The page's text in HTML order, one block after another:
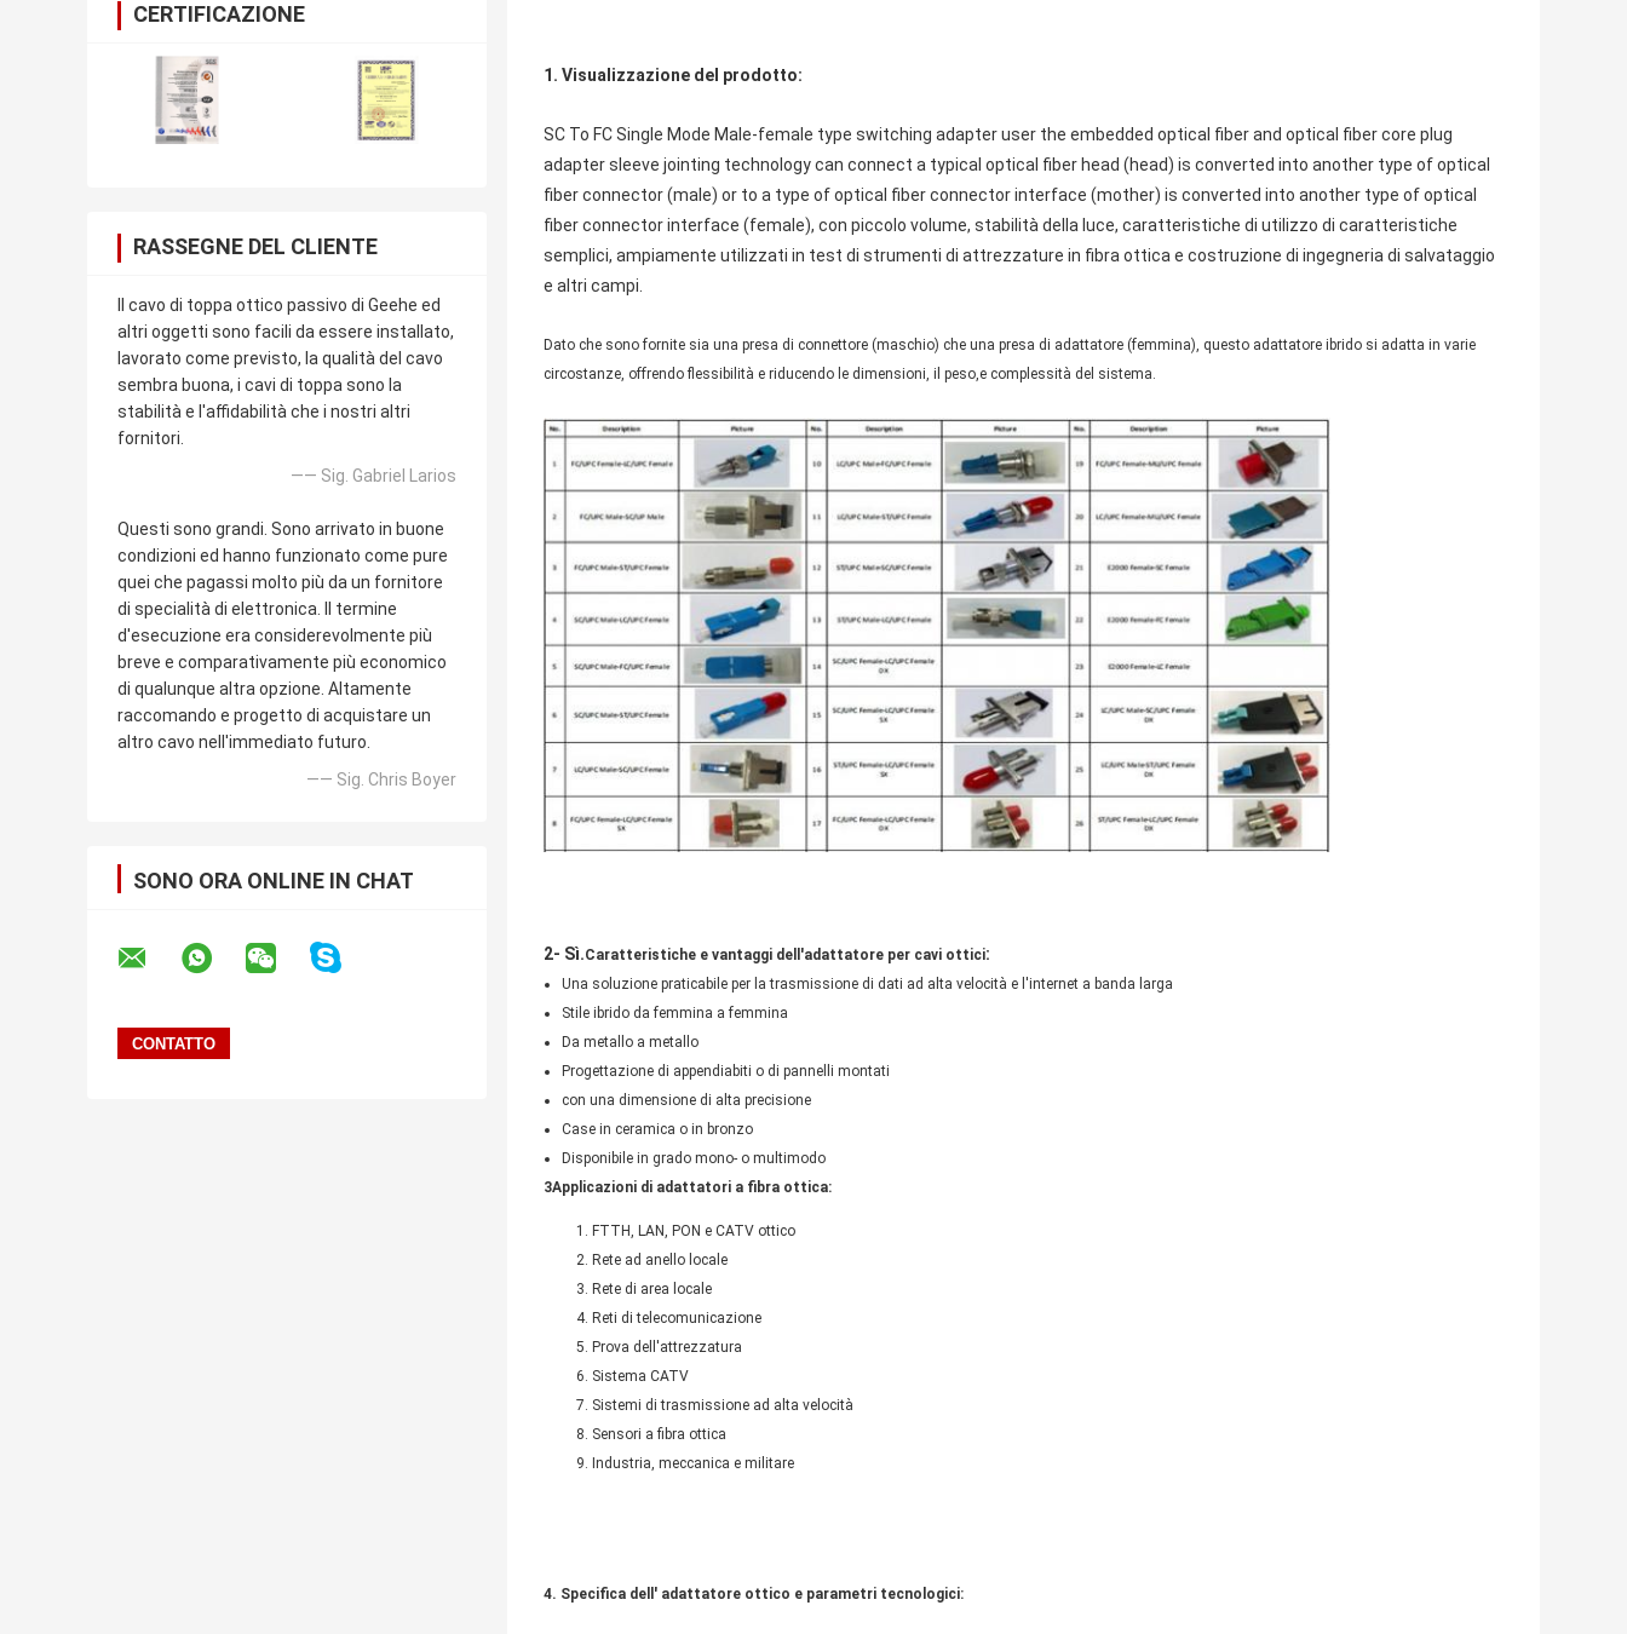
CERTIFICAZIONE
RASSEGNE DEL CLIENTE
Il cavo di toppa ottico passivo di Geehe ed
altri oggetti sono facili da essere installato,
lavorato come previsto, la qualità del cavo
sembra buona, i cavi di toppa sono la
stabilità e l'affidabilità che i nostri altri
fornitori.
—— Sig. Gabriel Larios
Questi sono grandi. Sono arrivato in buone
condizioni ed hanno funzionato come pure
quei che pagassi molto più da un fornitore
di specialità di elettronica. Il termine
d'esecuzione era considerevolmente più
breve e comparativamente più economico
di qualunque altra opzione. Altamente
raccomando e progetto di acquistare un
altro cavo nell'immediato futuro.
—— Sig. Chris Boyer
SONO ORA ONLINE IN CHAT
1. Visualizzazione del prodotto:
SC To FC Single Mode Male-female type switching adapter user the embedded optical fiber and optical fiber core plug
adapter sleeve jointing technology can connect a typical optical fiber head (head) is converted into another type of optical
fiber connector (male) or to a type of optical fiber connector interface (mother) is converted into another type of optical
fiber connector interface (female), con piccolo volume, stabilità della luce, caratteristiche di utilizzo di caratteristiche
semplici, ampiamente utilizzati in test di strumenti di attrezzature in fibra ottica e costruzione di ingegneria di salvataggio
e altri campi.
Dato che sono fornite sia una presa di connettore (maschio) che una presa di adattatore (femmina), questo adattatore ibrido si adatta in varie
circostanze, offrendo flessibilità e riducendo le dimensioni, il peso,e complessità del sistema.
2- Sì.Caratteristiche e vantaggi dell'adattatore per cavi ottici:
Una soluzione praticabile per la trasmissione di dati ad alta velocità e l'internet a banda larga
Stile ibrido da femmina a femmina
Da metallo a metallo
Progettazione di appendiabiti o di pannelli montati
con una dimensione di alta precisione
Case in ceramica o in bronzo
Disponibile in grado mono- o multimodo
3Applicazioni di adattatori a fibra ottica:
FTTH, LAN, PON e CATV ottico
Rete ad anello locale
Rete di area locale
Reti di telecomunicazione
Prova dell'attrezzatura
Sistema CATV
Sistemi di trasmissione ad alta velocità
Sensori a fibra ottica
Industria, meccanica e militare
4. Specifica dell' adattatore ottico e parametri tecnologici: